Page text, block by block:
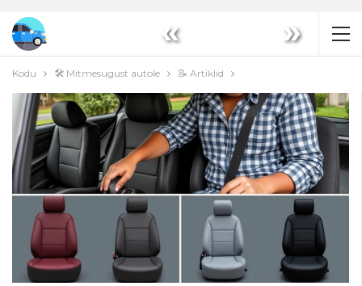
« »
Kodu 🛠️ Mitmesugust autole 📝 Artiklid